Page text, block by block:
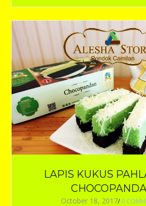
LAPIS KUKUS
October 18, 2017/ 0